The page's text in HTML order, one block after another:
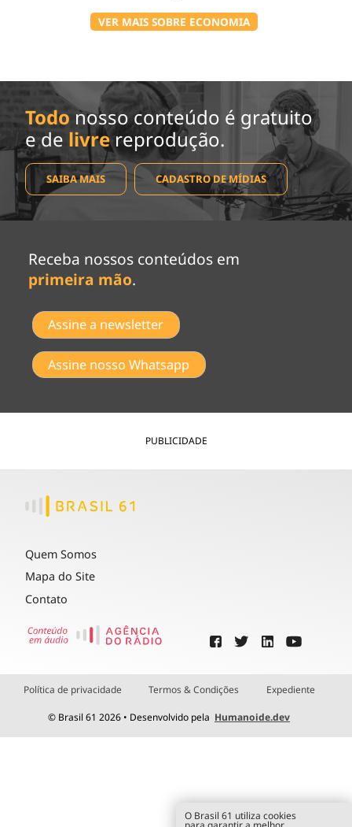
VER MAIS SOBRE ECONOMIA
Todo nosso conteúdo é gratuito
e de livrereprodução.
SAIBA MAIS CADASTRO DE MÍDIAS
Receba nossos conteúdos em
primeira mão.
Assine a newsletter
Assine nosso Whatsapp
PUBLICIDADE
Quem Somos
Mapa do Site
Contato
Política de privacidade Termos & Condições Expediente
© Brasil 61 2026 • Desenvolvido pela Humanoide.dev
O Brasil 61 utiliza cookies